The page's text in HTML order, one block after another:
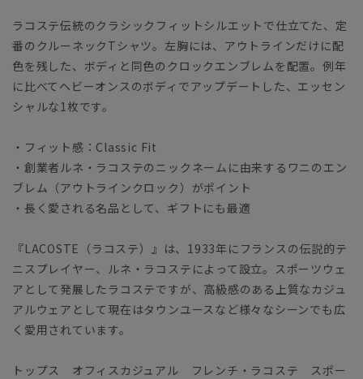
ラコステ伝統のクラシックフィットシルエットで仕立てた、定
番のクルーネックTシャツ。左胸には、アウトラインだけに配
色を残した、ボディと同色のクロックエンブレムを配置。例年
に比べてヘビーオンスのボディでアップデートした、エッセン
シャルな1枚です。
・フィット感：Classic Fit
・創業者ルネ・ラコステのニックネームに由来するワニのエン
ブレム（アウトラインクロック）がポイント
・長く愛される名品として、ギフトにも最適
『LACOSTE（ラコステ）』は、1933年にフランスの伝説的テ
ニスプレイヤー、ルネ・ラコステによって設立。スポーツウェ
アとして発展したラコステですが、高級感のある上質なカジュ
アルウェアとして現在はタウンユースなど様々なシーンでも広
く愛用されています。
トップス オフィスカジュアル フレンチ・ラコステ スポー